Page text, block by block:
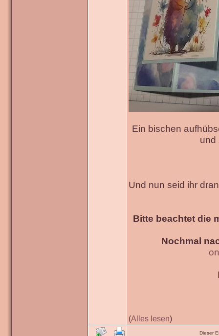
Ein bischen
und
Und nun seid ihr
Bitte beachtet die
Nochmal
(Alles lesen)
Dieser